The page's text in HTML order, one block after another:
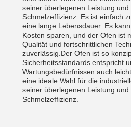
seiner überlegenen Leistung
Schmelzeffizienz. Es ist einfach
eine lange Lebensdauer. Es
Kosten sparen, und der Ofen ist
Qualität und fortschrittlichen
zuverlässig.Der Ofen ist so
Sicherheitsstandards entspricht
Wartungsbedürfnissen auch
eine ideale Wahl für die
seiner überlegenen Leistung
Schmelzeffizienz.